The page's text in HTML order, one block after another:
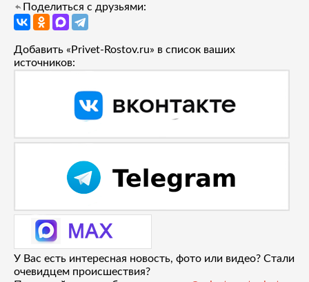
Поделиться с друзьями:
Добавить «Privet-Rostov.ru» в список ваших
источников:
У Вас есть интересная новость, фото или видео? Стали
очевидцем происшествия?